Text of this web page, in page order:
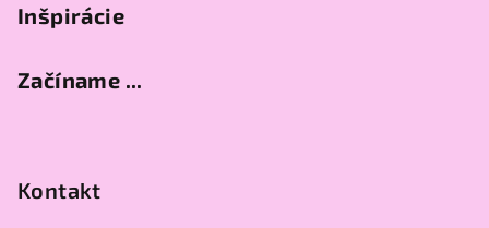
Inšpirácie
Začíname ...
Kontakt